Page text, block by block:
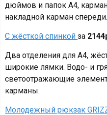
дюймов и папок А4,
накладной карман спереди.
С жёсткой спинкой за
Два отделения для А4,
широкие лямки. Водо- и
светоотражающие
карманы.
Молодежный рюкзак